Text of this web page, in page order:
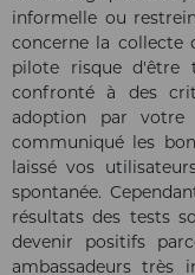
informelle ou
concerne la collecte
pilote risque d'être
confronté à des
adoption par votre
communiqué les
laissé vos
spontanée.
résultats des tests
devenir positifs
ambassadeurs très